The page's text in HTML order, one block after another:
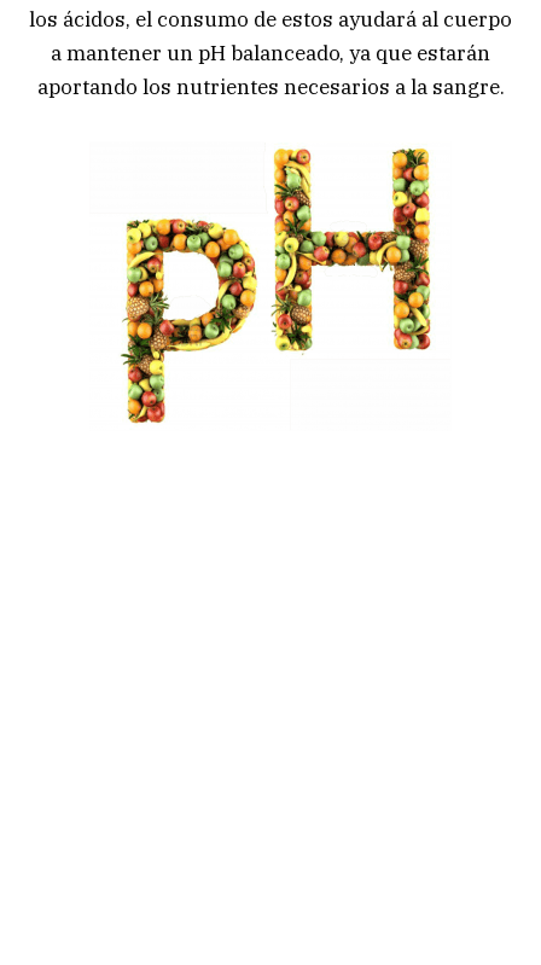
los ácidos, el consumo de estos ayudará al cuerpo
a mantener un pH balanceado, ya que estarán
aportando los nutrientes necesarios a la sangre.